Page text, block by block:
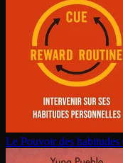
Le Pouvoir des habitudes